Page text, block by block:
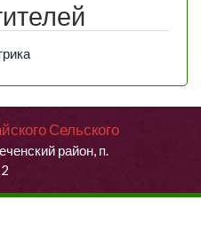
Сельского
район, п.